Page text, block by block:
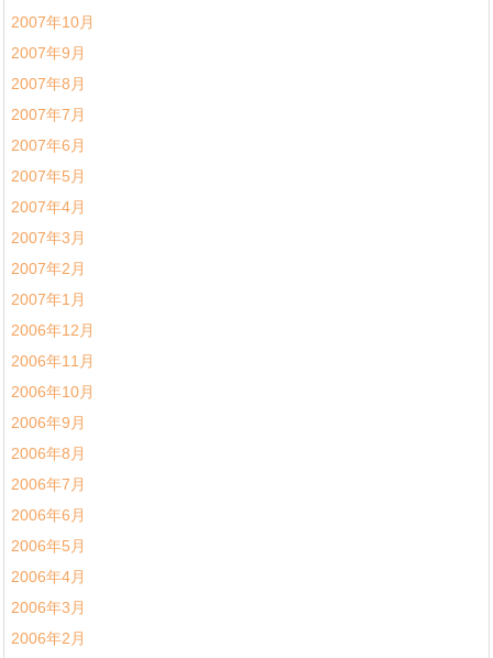
2007年10月
2007年9月
2007年8月
2007年7月
2007年6月
2007年5月
2007年4月
2007年3月
2007年2月
2007年1月
2006年12月
2006年11月
2006年10月
2006年9月
2006年8月
2006年7月
2006年6月
2006年5月
2006年4月
2006年3月
2006年2月